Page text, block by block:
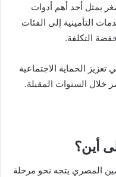
يمثل أحد أهم أدوات
التأمينية إلى الفئات
التكلفة.
الحماية الاجتماعية
خلال السنوات المقبلة.
أين؟
المصري يتجه نحو مرحلة